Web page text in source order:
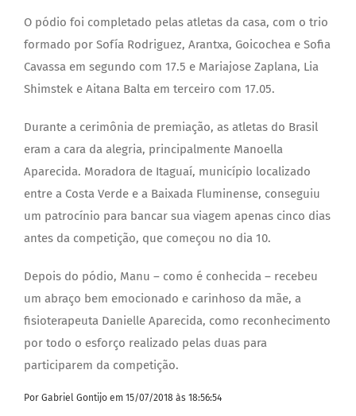
O pódio foi completado pelas atletas da casa, com o trio
formado por Sofía Rodriguez, Arantxa, Goicochea e Sofia
Cavassa em segundo com 17.5 e Mariajose Zaplana, Lia
Shimstek e Aitana Balta em terceiro com 17.05.
Durante a cerimônia de premiação, as atletas do Brasil
eram a cara da alegria, principalmente Manoella
Aparecida. Moradora de Itaguaí, município localizado
entre a Costa Verde e a Baixada Fluminense, conseguiu
um patrocínio para bancar sua viagem apenas cinco dias
antes da competição, que começou no dia 10.
Depois do pódio, Manu – como é conhecida – recebeu
um abraço bem emocionado e carinhoso da mãe, a
fisioterapeuta Danielle Aparecida, como reconhecimento
por todo o esforço realizado pelas duas para
participarem da competição.
Por Gabriel Gontijo em 15/07/2018 às 18:56:54